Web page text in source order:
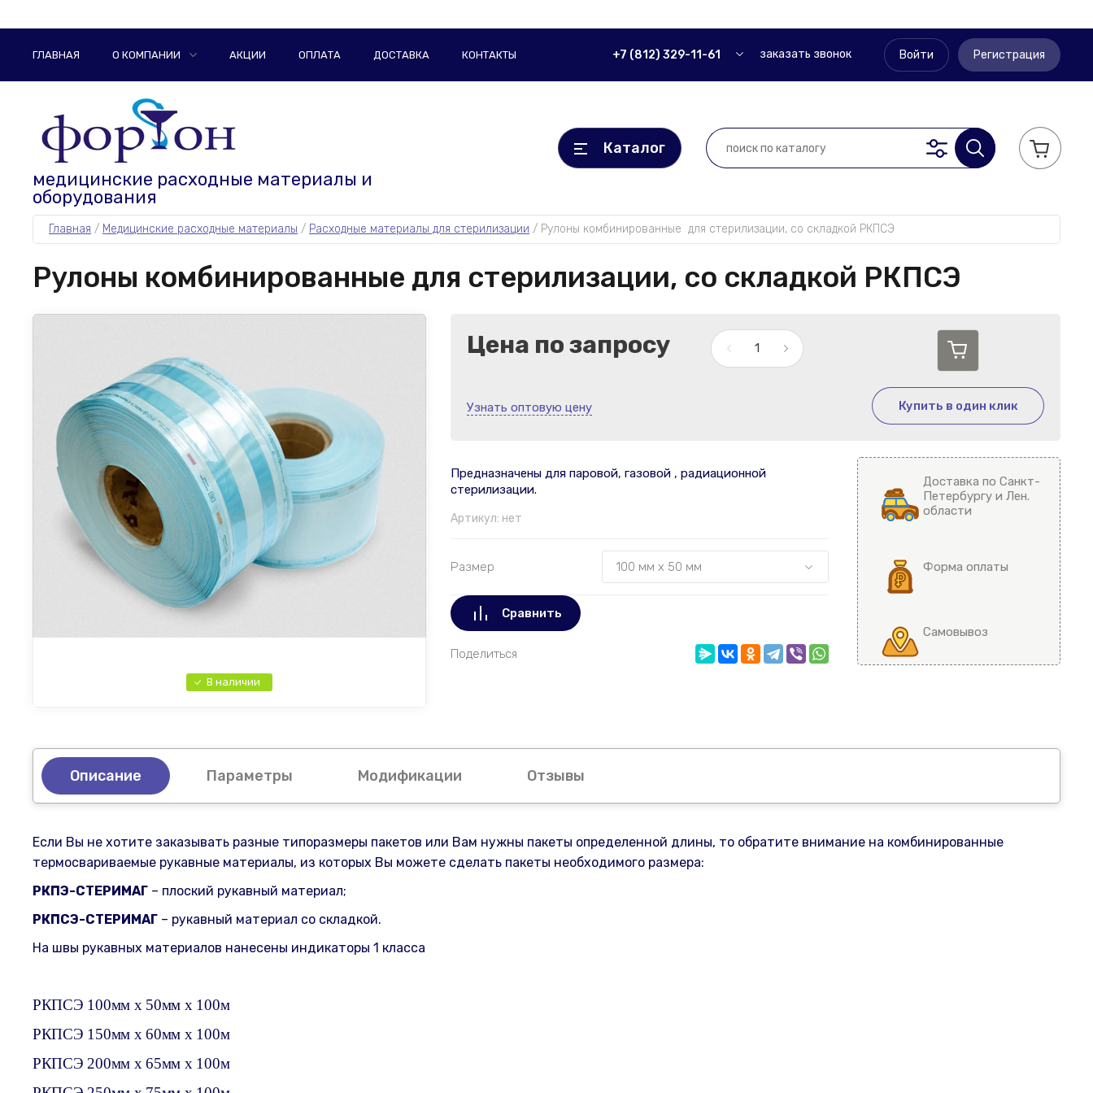
ГЛАВНАЯ О КОМПАНИИ АКЦИИ ОПЛАТА ДОСТАВКА КОНТАКТЫ +7 (812) 329-11-61 заказать звонок Войти Регистрация
медицинские расходные материалы и
оборудования
Каталог
Главная / Медицинские расходные материалы / Расходные материалы для стерилизации / Рулоны комбинированные  для стерилизации, со складкой РКПСЭ
Рулоны комбинированные для стерилизации, со складкой РКПСЭ
В наличии
Цена по запросу
Купить в один клик
Узнать оптовую цену
Предназначены для паровой, газовой , радиационной
стерилизации.
Артикул: нет
Размер
Сравнить
Поделиться
Доставка по Санкт-
Петербургу и Лен.
области
Форма оплаты
Самовывоз
Описание Параметры Модификации Отзывы
Если Вы не хотите заказывать разные типоразмеры пакетов или Вам нужны пакеты определенной длины, то обратите внимание на комбинированные
термосвариваемые рукавные материалы, из которых Вы можете сделать пакеты необходимого размера:
РКПЭ-СТЕРИМАГ – плоский рукавный материал;
РКПСЭ-СТЕРИМАГ – рукавный материал со складкой.
На швы рукавных материалов нанесены индикаторы 1 класса
РКПСЭ 100мм х 50мм х 100м
РКПСЭ 150мм х 60мм х 100м
РКПСЭ 200мм х 65мм х 100м